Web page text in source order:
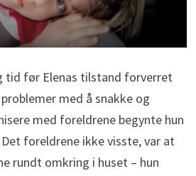
tid før Elenas tilstand forverret
med å snakke og
med foreldrene begynte hun
foreldrene ikke visste, var at
rundt omkring i huset – hun